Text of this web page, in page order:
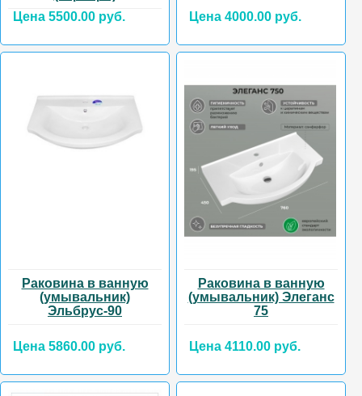
Цена 5500.00 руб.
Цена 4000.00 руб.
Раковина в ванную
(умывальник)
Эльбрус-90
Цена 5860.00 руб.
Раковина в ванную
(умывальник) Элеганс
75
Цена 4110.00 руб.